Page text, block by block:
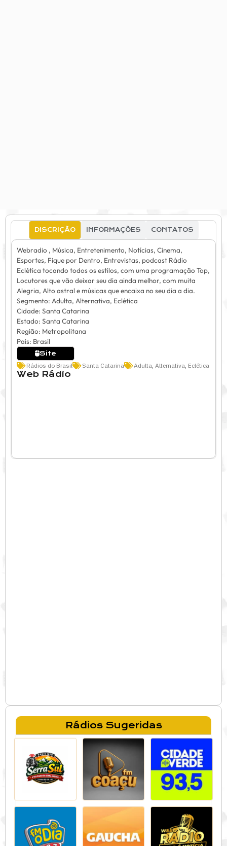
DISCRIÇÃO INFORMAÇÕES CONTATOS
Webradio , Música, Entretenimento, Notícias, Cinema,
Esportes, Fique por Dentro, Entrevistas, podcast Rádio
Eclética tocando todos os estilos, com uma programação Top,
Locutores que vão deixar seu dia ainda melhor, com muita
Alegria, Alto astral e músicas que encaixa no seu dia a dia.
Segmento: Adulta, Alternativa, Eclética
Cidade: Santa Catarina
Estado: Santa Catarina
Região: Metropolitana
Pais: Brasil
Site
Rádios do Brasil
Santa Catarina Adulta, Alternativa, Eclética
Web Rádio
Rádios Sugeridas